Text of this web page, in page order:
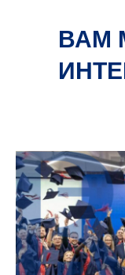
ВАМ